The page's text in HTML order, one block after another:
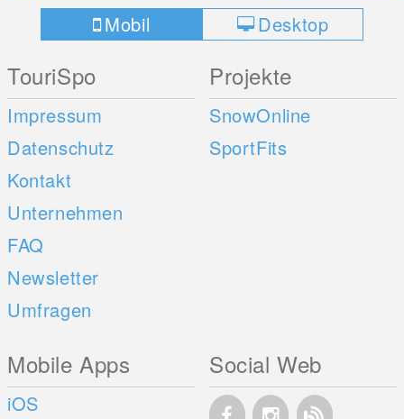
Mobil Desktop
TouriSpo
Impressum
Datenschutz
Kontakt
Unternehmen
FAQ
Newsletter
Umfragen
Projekte
SnowOnline
SportFits
Mobile Apps
iOS
Social Web